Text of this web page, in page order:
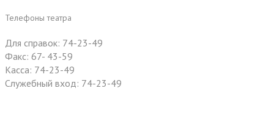
Телефоны театра
Для справок: 74-23-49
Факс: 67- 43-59
Касса: 74-23-49
Служебный вход: 74-23-49